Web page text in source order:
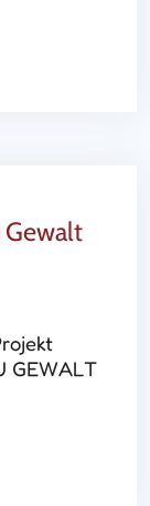
Gewalt
GEWALT